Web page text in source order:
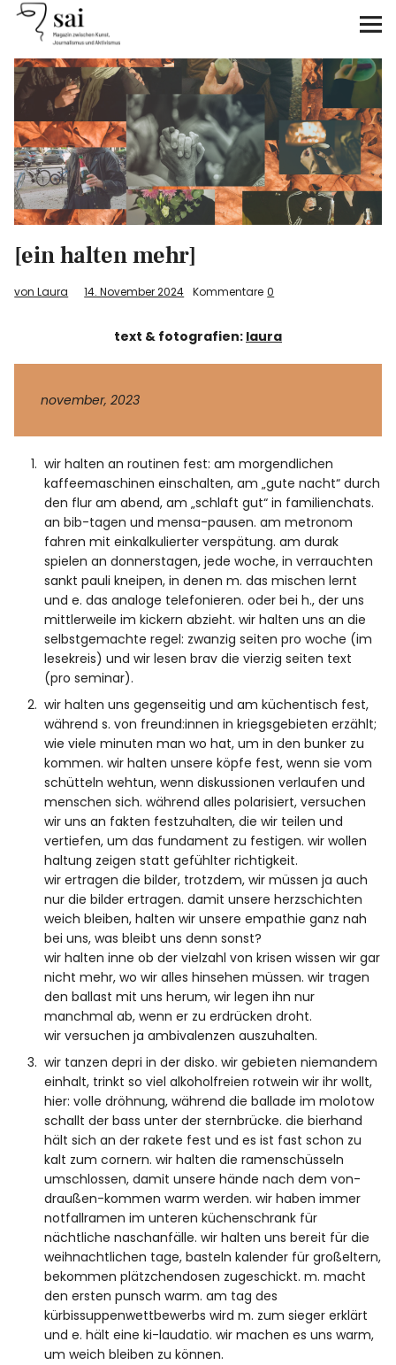
sai
Unterstützen
Klimagerechtigkeit
Antirassismus
Feminismen
Kunst&Literatur
Über uns
Info
[ein halten mehr]
von Laura 14. November 2024 Kommentare 0
text & fotografien: laura
november, 2023
wir halten an routinen fest: am morgendlichen
kaffeemaschinen einschalten, am „gute nacht“ durch
den flur am abend, am „schlaft gut“ in familienchats.
an bib-tagen und mensa-pausen. am metronom
fahren mit einkalkulierter verspätung. am durak
spielen an donnerstagen, jede woche, in verrauchten
sankt pauli kneipen, in denen m. das mischen lernt
und e. das analoge telefonieren. oder bei h., der uns
mittlerweile im kickern abzieht. wir halten uns an die
selbstgemachte regel: zwanzig seiten pro woche (im
lesekreis) und wir lesen brav die vierzig seiten text
(pro seminar).
wir halten uns gegenseitig und am küchentisch fest,
während s. von freund:innen in kriegsgebieten erzählt;
wie viele minuten man wo hat, um in den bunker zu
kommen. wir halten unsere köpfe fest, wenn sie vom
schütteln wehtun, wenn diskussionen verlaufen und
menschen sich. während alles polarisiert, versuchen
wir uns an fakten festzuhalten, die wir teilen und
vertiefen, um das fundament zu festigen. wir wollen
haltung zeigen statt gefühlter richtigkeit.
wir ertragen die bilder, trotzdem, wir müssen ja auch
nur die bilder ertragen. damit unsere herzschichten
weich bleiben, halten wir unsere empathie ganz nah
bei uns, was bleibt uns denn sonst?
wir halten inne ob der vielzahl von krisen wissen wir gar
nicht mehr, wo wir alles hinsehen müssen. wir tragen
den ballast mit uns herum, wir legen ihn nur
manchmal ab, wenn er zu erdrücken droht.
wir versuchen ja ambivalenzen auszuhalten.
wir tanzen depri in der disko. wir gebieten niemandem
einhalt, trinkt so viel alkoholfreien rotwein wir ihr wollt,
hier: volle dröhnung, während die ballade im molotow
schallt der bass unter der sternbrücke. die bierhand
hält sich an der rakete fest und es ist fast schon zu
kalt zum cornern. wir halten die ramenschüsseln
umschlossen, damit unsere hände nach dem von-
draußen-kommen warm werden. wir haben immer
notfallramen im unteren küchenschrank für
nächtliche naschanfälle. wir halten uns bereit für die
weihnachtlichen tage, basteln kalender für großeltern,
bekommen plätzchendosen zugeschickt. m. macht
den ersten punsch warm. am tag des
kürbissuppenwettbewerbs wird m. zum sieger erklärt
und e. hält eine ki-laudatio. wir machen es uns warm,
um weich bleiben zu können.